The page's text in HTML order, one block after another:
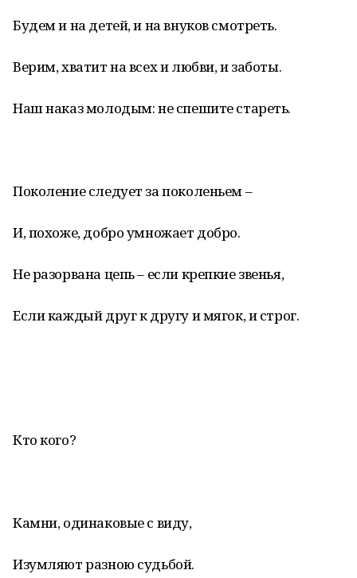
Будем и на детей, и на внуков смотреть.
Верим, хватит на всех и любви, и заботы.
Наш наказ молодым: не спешите стареть.
Поколение следует за поколеньем –
И, похоже, добро умножает добро.
Не разорвана цепь – если крепкие звенья,
Если каждый друг к другу и мягок, и строг.
Кто кого?
Камни, одинаковые с виду,
Изумляют разною судьбой.